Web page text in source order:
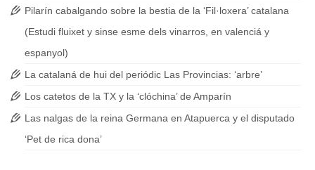
Pilarín cabalgando sobre la bestia de la ‘Fil·loxera’ catalana
(Estudi fluixet y sinse esme dels vinarros, en valenciá y
espanyol)
La catalaná de hui del periódic Las Provincias: ‘arbre’
Los catetos de la TX y la ‘clóchina’ de Amparín
Las nalgas de la reina Germana en Atapuerca y el disputado
‘Pet de rica dona’